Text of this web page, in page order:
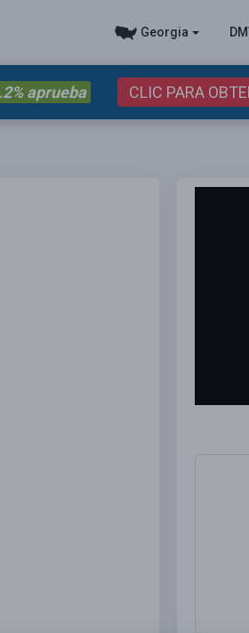
Georgia
aprueba CLIC PARA